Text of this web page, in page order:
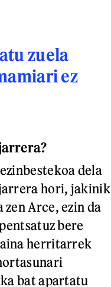
zuela
ez
dela
hori, jakinik
Arce, ezin da
bere
herritarrek
bat apartatu